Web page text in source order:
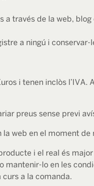
a través de la web,
a ningú i conservar-
i tenen inclòs
preus sense previ
la web en el moment
i el real és
mantenir-lo en les
curs a la comanda.